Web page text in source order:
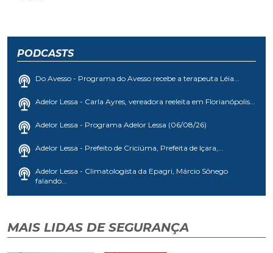
PODCASTS
Do Avesso - Programa do Avesso recebe a terapeuta Léia...
Adelor Lessa - Carla Ayres, vereadora reeleita em Florianópolis...
Adelor Lessa - Programa Adelor Lessa (06/08/26)
Adelor Lessa - Prefeito de Criciúma, Prefeita de Içara,...
Adelor Lessa - Climatologista da Epagri, Márcio Sônego
falando...
MAIS LIDAS DE SEGURANÇA